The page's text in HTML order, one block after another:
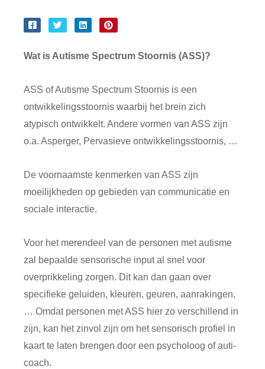
Wat is Autisme Spectrum Stoornis (ASS)?
ASS of Autisme Spectrum Stoornis is een
ontwikkelingsstoornis waarbij het brein zich
atypisch ontwikkelt. Andere vormen van ASS zijn
o.a. Asperger, Pervasieve ontwikkelingsstoornis, …
De voornaamste kenmerken van ASS zijn
moeilijkheden op gebieden van communicatie en
sociale interactie.
Voor het merendeel van de personen met autisme
zal bepaalde sensorische input al snel voor
overprikkeling zorgen. Dit kan dan gaan over
specifieke geluiden, kleuren, geuren, aanrakingen,
… Omdat personen met ASS hier zo verschillend in
zijn, kan het zinvol zijn om het sensorisch profiel in
kaart te laten brengen door een psycholoog of auti-
coach.